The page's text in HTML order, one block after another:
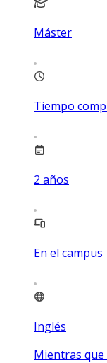
Máster
Tiempo
2 años
En el campus
Inglés
Mientras